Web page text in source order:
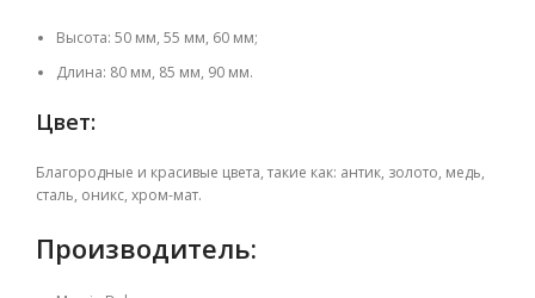
Высота: 50 мм, 55 мм, 60 мм;
Длина: 80 мм, 85 мм, 90 мм.
Цвет:
Благородные и красивые цвета, такие как: антик, золото, медь,
сталь, оникс, хром-мат.
Производитель: